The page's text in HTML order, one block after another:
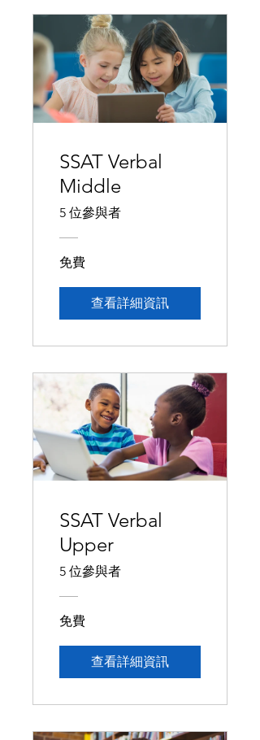
SSAT Verbal
Middle
5 位參與者
免費
查看詳細資訊
SSAT Verbal
Upper
5 位參與者
免費
查看詳細資訊